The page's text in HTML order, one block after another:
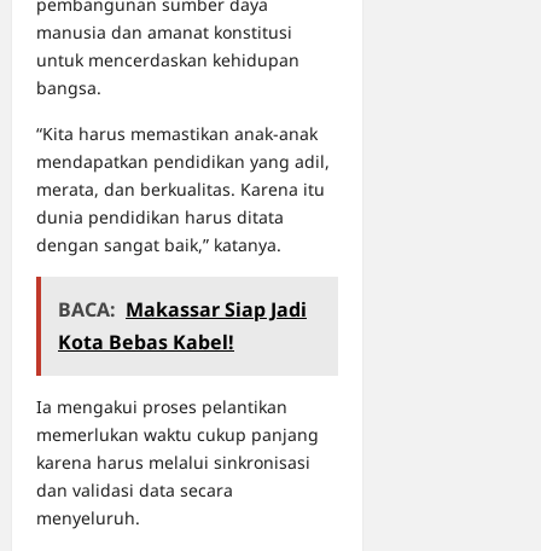
pembangunan sumber daya
manusia dan amanat konstitusi
untuk mencerdaskan kehidupan
bangsa.
“Kita harus memastikan anak-anak
mendapatkan pendidikan yang adil,
merata, dan berkualitas. Karena itu
dunia pendidikan harus ditata
dengan sangat baik,” katanya.
BACA: Makassar Siap Jadi
Kota Bebas Kabel!
Ia mengakui proses pelantikan
memerlukan waktu cukup panjang
karena harus melalui sinkronisasi
dan validasi data secara
menyeluruh.